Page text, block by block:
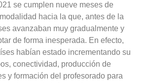
se cumplen nueve meses de
hacia la que, antes de la
avanzaban muy gradualmente y
de forma inesperada. En efecto,
habían estado incrementando su
conectividad, producción de
y formación del profesorado para